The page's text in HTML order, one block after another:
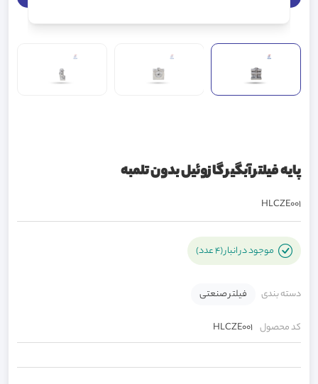
پایه فیلتر آبگیر گازوئیل بدون تلمبه
HLCZE001
موجود در انبار (4 عدد)
دسته بندی فیلتر صنعتی
کد محصول HLCZE001